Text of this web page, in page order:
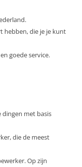
hebben, die je je kunt
goede service.
dingen met basis
die de meest
Op zijn